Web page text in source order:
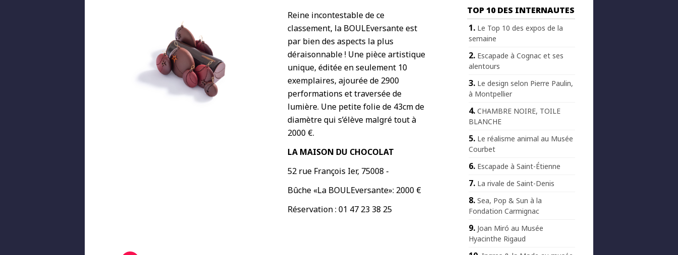
Reine incontestable de ce
classement, la BOULEversante est
par bien des aspects la plus
déraisonnable ! Une pièce artistique
unique, éditée en seulement 10
exemplaires, ajourée de 2900
performations et traversée de
lumière. Une petite folie de 43cm de
diamètre qui s’élève malgré tout à
2000 €.
LA MAISON DU CHOCOLAT
52 rue François Ier, 75008 -
Bûche «La BOULEversante»: 2000 €
Réservation : 01 47 23 38 25
TOP 10 DES INTERNAUTES
Le Top 10 des expos de la
semaine
Escapade à Cognac et ses
alentours
Le design selon Pierre Paulin,
à Montpellier
CHAMBRE NOIRE, TOILE
BLANCHE
Le réalisme animal au Musée
Courbet
Escapade à Saint-Étienne
La rivale de Saint-Denis
Sea, Pop & Sun à la
Fondation Carmignac
Joan Miró au Musée
Hyacinthe Rigaud